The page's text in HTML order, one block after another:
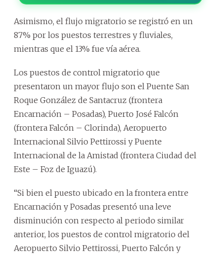
Asimismo, el flujo migratorio se registró en un
87% por los puestos terrestres y fluviales,
mientras que el 13% fue vía aérea.
Los puestos de control migratorio que
presentaron un mayor flujo son el Puente San
Roque González de Santacruz (frontera
Encarnación – Posadas), Puerto José Falcón
(frontera Falcón – Clorinda), Aeropuerto
Internacional Silvio Pettirossi y Puente
Internacional de la Amistad (frontera Ciudad del
Este – Foz de Iguazú).
“Si bien el puesto ubicado en la frontera entre
Encarnación y Posadas presentó una leve
disminución con respecto al periodo similar
anterior, los puestos de control migratorio del
Aeropuerto Silvio Pettirossi, Puerto Falcón y